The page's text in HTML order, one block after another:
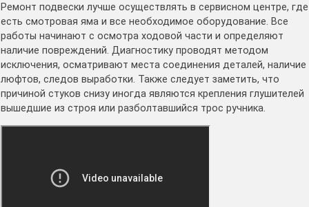
Ремонт подвески лучше осуществлять в сервисном центре, где
есть смотровая яма и все необходимое оборудование. Все
работы начинают с осмотра ходовой части и определяют
наличие повреждений. Диагностику проводят методом
исключения, осматривают места соединения деталей, наличие
люфтов, следов выработки. Также следует заметить, что
причиной стуков снизу иногда являются крепления глушителей
вышедшие из строя или разболтавшийся трос ручника.